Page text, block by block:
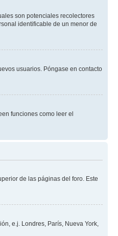
son potenciales recolectores
identificable de un menor de
usuarios. Póngase en contacto
funciones como leer el
de las páginas del foro. Este
e.j. Londres, París, Nueva York,